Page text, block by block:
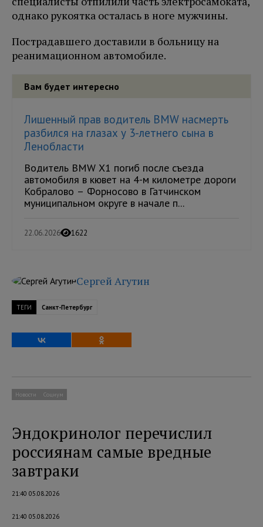
однако рукоятка осталась в ноге мужчины.
Пострадавшего доставили в больницу на
реанимационном автомобиле.
Вам будет интересно
Лишенный прав водитель BMW насмерть
разбился на глазах у 3-летнего сына в
Ленобласти
Водитель BMW X1 погиб после съезда
автомобиля в кювет на 4-м километре дороги
Кобралово – Форносово в Гатчинском
муниципальном округе в начале п...
22.06.2026 1622
Сергей Агутин
ТЕГИ Санкт-Петербург
Новости Социум
Эндокринолог перечислил
россиянам самые вредные
завтраки
21:40 05.08.2026
21:40 05.08.2026